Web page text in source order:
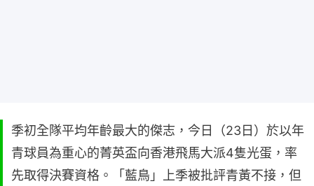
季初全隊平均年齡最大的傑志，今日（23日）於以年
青球員為重心的菁英盃向香港飛馬大派4隻光蛋，率
先取得決賽資格。「藍鳥」上季被批評青黃不接，但